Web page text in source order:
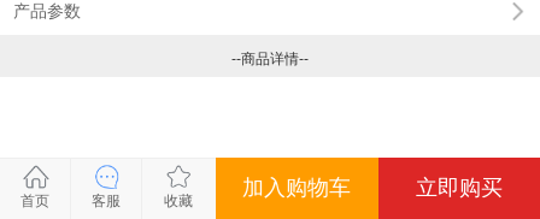
产品参数
--商品详情--
关闭
关闭
关闭
关闭
首页 客服 收藏
加入购物车 立即购买